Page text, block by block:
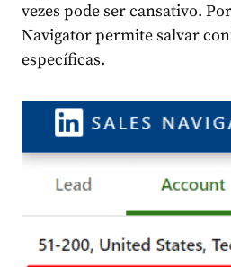
vezes pode ser cansativo.
Navigator permite salvar
específicas.